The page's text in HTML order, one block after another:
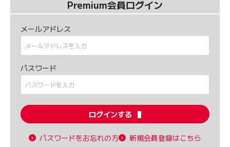
Premium会員ログイン
メールアドレス
パスワード
ログインする
パスワードをお忘れの方 新規会員登録はこちら